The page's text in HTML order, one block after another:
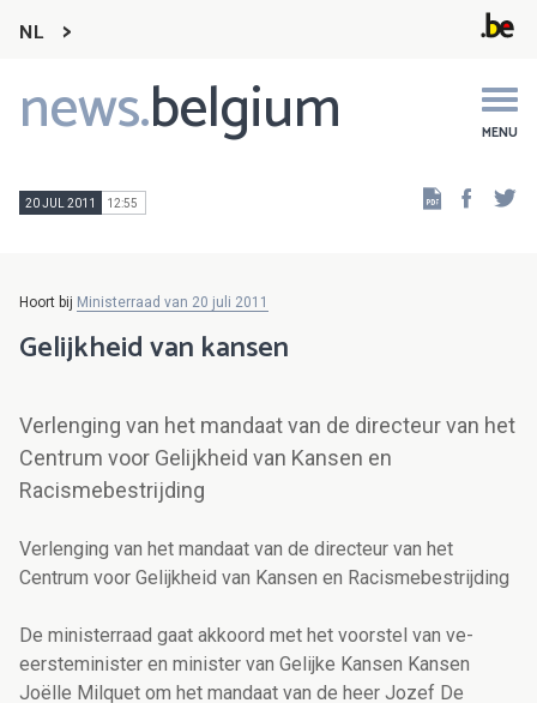
NL
news.belgium MENU
Main
navigation
20 JUL 2011 12:55
Hoort bij Ministerraad van 20 juli 2011
Gelijkheid van kansen
Verlenging van het mandaat van de directeur van het
Centrum voor Gelijkheid van Kansen en
Racismebestrijding
Verlenging van het mandaat van de directeur van het
Centrum voor Gelijkheid van Kansen en Racismebestrijding
De ministerraad gaat akkoord met het voorstel van ve-
eersteminister en minister van Gelijke Kansen Kansen
Joëlle Milquet om het mandaat van de heer Jozef De